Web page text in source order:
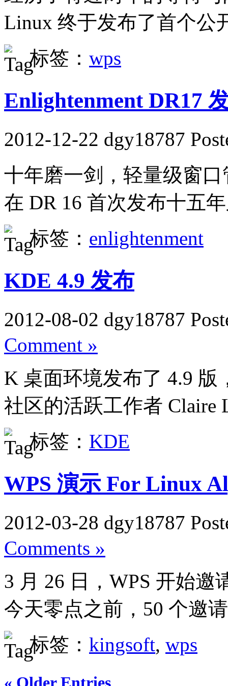
Linux 终于发布了首个
标签： wps
Enlightenment DR17
2012-12-22 dgy18787
十年磨一剑，轻量级窗口
在 DR 16 首次发布十五
标签： enlightenment
KDE 4.9 发布
2012-08-02 dgy18787
Comment »
K 桌面环境发布了 4.9
社区的活跃工作者
标签： KDE
WPS 演示 For Linux
2012-03-28 dgy18787
Comments »
3 月 26 日，WPS 开始邀
今天零点之前，50 个邀
标签： kingsoft, wps
« Older Entries